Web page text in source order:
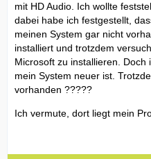
mit HD Audio. Ich wollte
dabei habe ich festgestellt,
meinen System gar nicht
installiert und trotzdem
Microsoft zu installieren.
mein System neuer ist.
vorhanden ?????
Ich vermute, dort liegt mein